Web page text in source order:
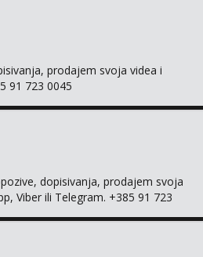
prodajem svoja videa i
91 723 0045
dopisivanja, prodajem svoja
Viber ili Telegram. +385 91 723